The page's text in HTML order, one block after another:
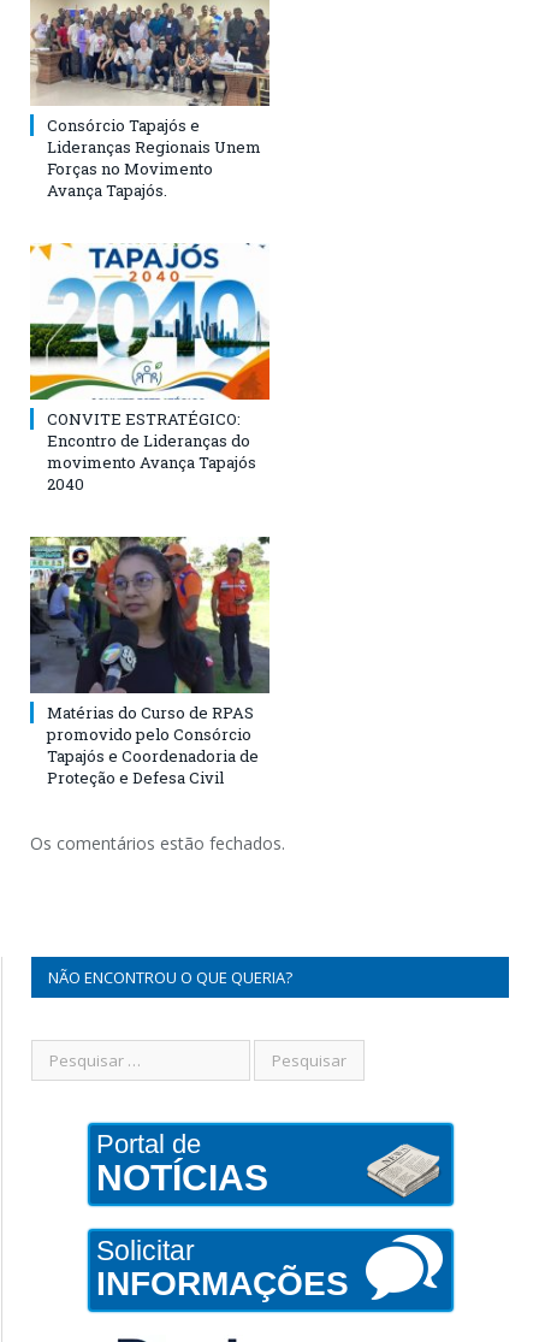
Consórcio Tapajós e
Lideranças Regionais Unem
Forças no Movimento
Avança Tapajós.
CONVITE ESTRATÉGICO:
Encontro de Lideranças do
movimento Avança Tapajós
2040
Matérias do Curso de RPAS
promovido pelo Consórcio
Tapajós e Coordenadoria de
Proteção e Defesa Civil
Os comentários estão fechados.
NÃO ENCONTROU O QUE QUERIA?
Portal de
NOTÍCIAS
Solicitar
INFORMAÇÕES